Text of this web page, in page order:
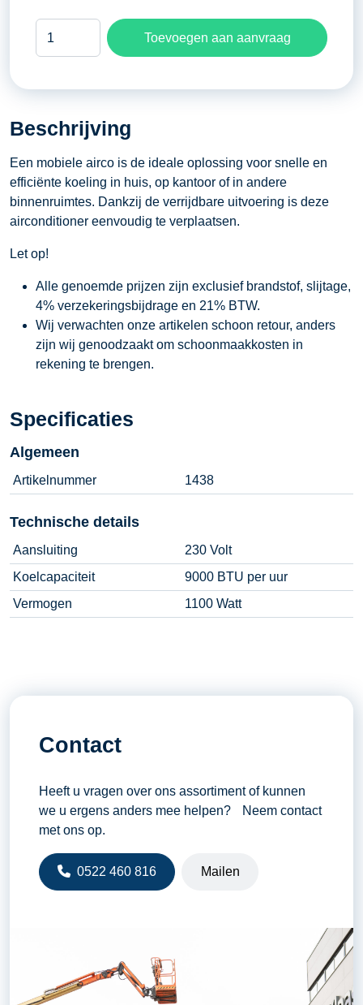
Volt
9000
per
uur
aantal
Toevoegen aan aanvraag
Beschrijving
Een mobiele airco is de ideale oplossing voor snelle en
efficiënte koeling in huis, op kantoor of in andere
binnenruimtes. Dankzij de verrijdbare uitvoering is deze
airconditioner eenvoudig te verplaatsen.
Let op!
Alle genoemde prijzen zijn exclusief brandstof, slijtage,
4% verzekeringsbijdrage en 21% BTW.
Wij verwachten onze artikelen schoon retour, anders
zijn wij genoodzaakt om schoonmaakkosten in
rekening te brengen.
Specificaties
Algemeen
Artikelnummer 1438
Technische details
Aansluiting
230 Volt
Koelcapaciteit
9000 BTU per uur
Vermogen
1100 Watt
Contact
Heeft u vragen over ons assortiment of kunnen
we u ergens anders mee helpen? Neem contact
met ons op.
0522 460 816 Mailen